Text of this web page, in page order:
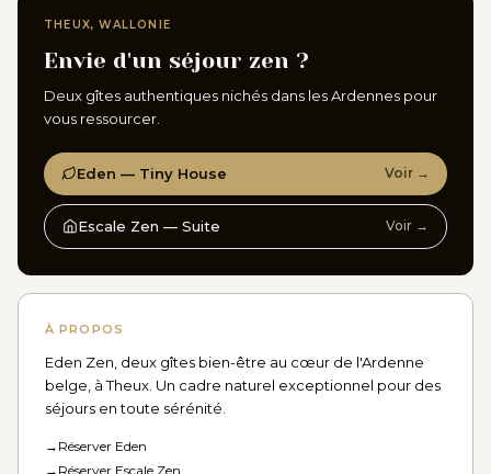
THEUX, WALLONIE
Envie d'un séjour zen ?
Deux gîtes authentiques nichés dans les Ardennes pour
vous ressourcer.
Eden — Tiny House Voir →
Escale Zen — Suite Voir →
À PROPOS
Eden Zen, deux gîtes bien-être au cœur de l'Ardenne
belge, à Theux. Un cadre naturel exceptionnel pour des
séjours en toute sérénité.
→ Réserver Eden
→ Réserver Escale Zen